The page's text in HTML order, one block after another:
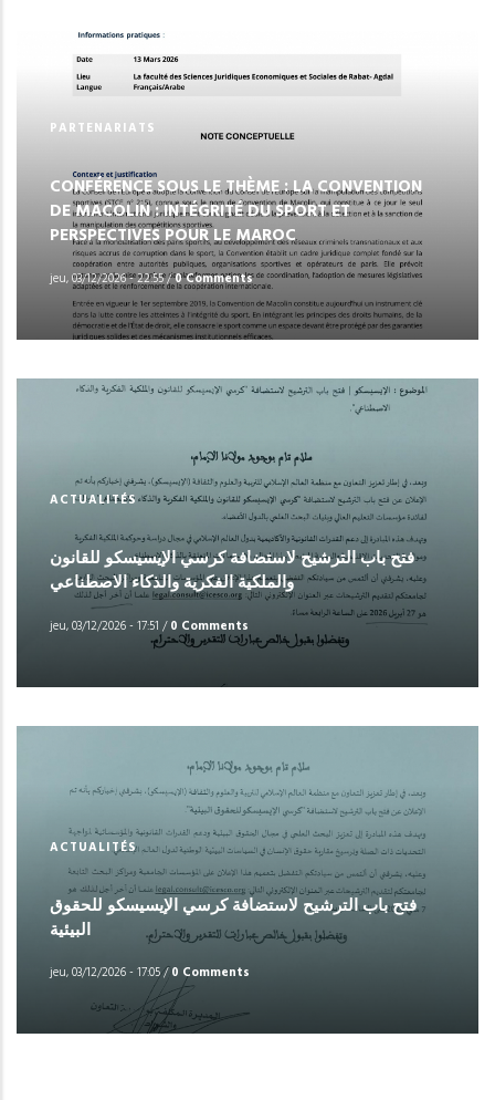
PARTENARIATS
CONFÉRENCE SOUS LE THÈME : LA CONVENTION
DE MACOLIN : INTÉGRITÉ DU SPORT ET
PERSPECTIVES POUR LE MAROC
jeu, 03/12/2026 - 22:55/0 Comments
ACTUALITÉS
فتح باب الترشيح لاستضافة كرسي الإيسيسكو للقانون
والملكية الفكرية والذكاء الاصطناعي
jeu, 03/12/2026 - 17:51 /0 Comments
ACTUALITÉS
فتح باب الترشيح لاستضافة كرسي الإيسيسكو للحقوق
البيئية
jeu, 03/12/2026 - 17:05/0 Comments